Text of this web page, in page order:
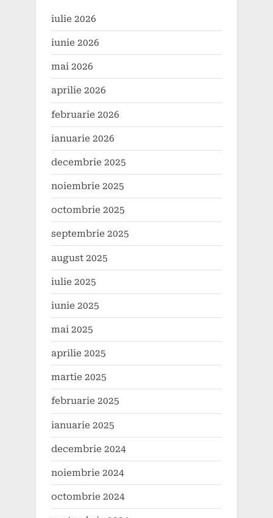
iulie 2026
iunie 2026
mai 2026
aprilie 2026
februarie 2026
ianuarie 2026
decembrie 2025
noiembrie 2025
octombrie 2025
septembrie 2025
august 2025
iulie 2025
iunie 2025
mai 2025
aprilie 2025
martie 2025
februarie 2025
ianuarie 2025
decembrie 2024
noiembrie 2024
octombrie 2024